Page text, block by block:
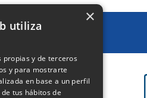
×
utiliza
propias y de terceros
y para mostrarte
en base a un perfil
tus hábitos de